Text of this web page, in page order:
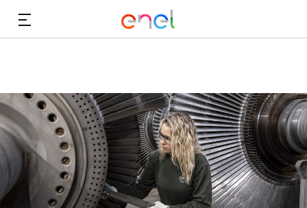
Inversores